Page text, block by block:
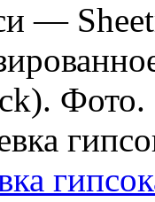
—
Фото.